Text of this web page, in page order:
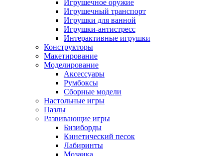
Игрушечное оружие
Игрушечный транспорт
Игрушки для ванной
Игрушки-антистресс
Интерактивные игрушки
Конструкторы
Макетирование
Моделирование
Аксессуары
Румбоксы
Сборные модели
Настольные игры
Пазлы
Развивающие игры
Бизиборды
Кинетический песок
Лабиринты
Мозаика